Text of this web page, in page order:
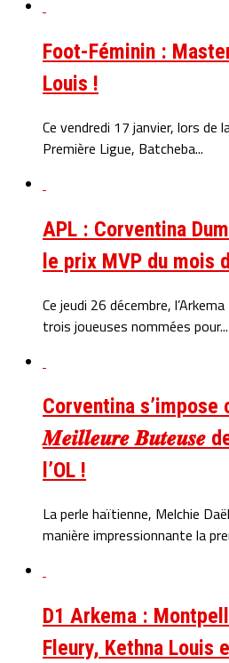
Foot-Féminin :
Louis !
Ce vendredi 17 janvier, lors de
Première Ligue, Batcheba...
APL : Corventina
le prix MVP du mois
Ce jeudi 26 décembre,
trois joueuses nommées pour...
Corventina s’impose
𝑴𝒆𝒊𝒍𝒍𝒆𝒖𝒓𝒆 𝑩𝒖𝒕𝒆𝒖𝒔𝒆
l’OL !
La perle haïtienne, Melchie
manière impressionnante la
D1 Arkema :
Fleury, Kethna Louis